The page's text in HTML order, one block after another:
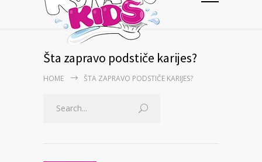
Šta zapravo podstiče karijes?
HOME ŠTA ZAPRAVO PODSTIČE KARIJES?